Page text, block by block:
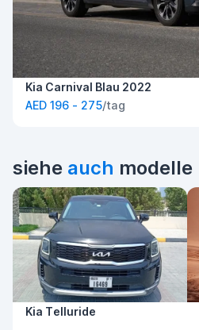
Kia Carnival Blau 2022
AED 196 - 275/tag
siehe auch modelle
Kia Telluride